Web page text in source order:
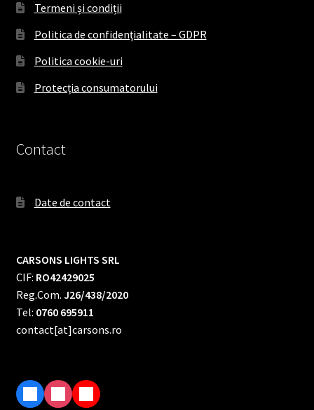
Termeni și condiții
Politica de confidențialitate – GDPR
Politica cookie-uri
Protecția consumatorului
Contact
Date de contact
CARSONS LIGHTS SRL
CIF: RO42429025
Reg.Com. J26/438/2020
Tel: 0760 695911
contact[at]carsons.ro
F
I
T